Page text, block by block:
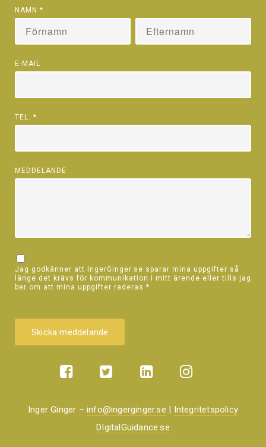
NAMN *
E-MAIL
TEL. *
MEDDELANDE
Jag godkänner att IngerGinger.se sparar mina uppgifter så
länge det krävs för kommunikation i mitt ärende eller tills jag
ber om att mina uppgifter raderas *
Inger Ginger –info@ingerginger.se | Integritetspolicy
DIgitalGuidance.se